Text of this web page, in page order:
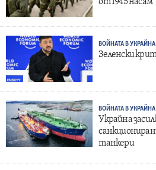
ВОЙНАТА В УКРАЙНА
Зеленски
ВОЙНАТА В УКРАЙНА
Украйна
танкери